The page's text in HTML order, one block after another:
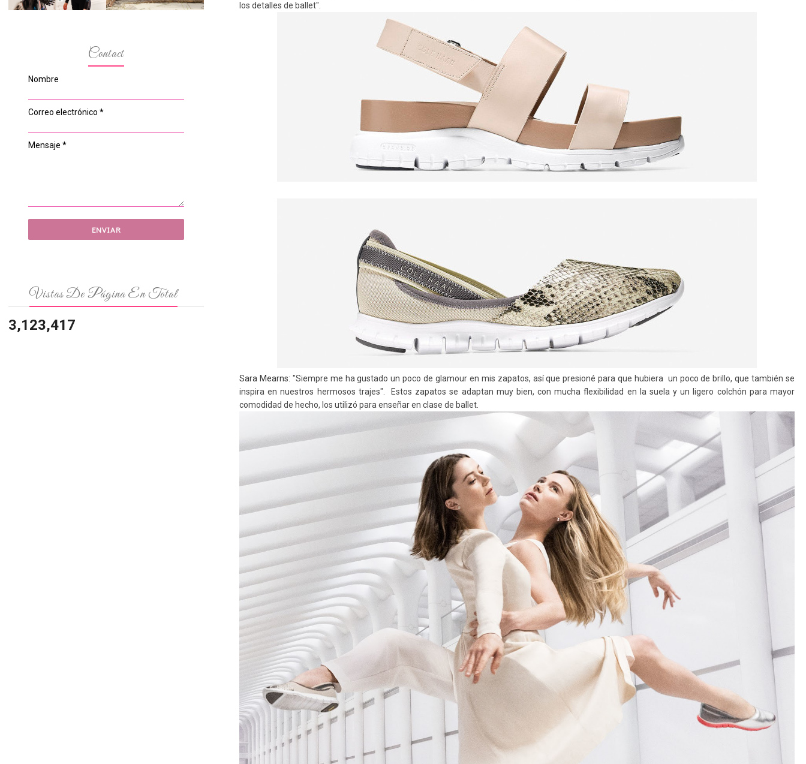
los detalles de ballet".
Sara Mearns: "Siempre me ha gustado un poco de glamour en mis zapatos, así que presioné para que hubiera un poco de brillo, que también se
inspira en nuestros hermosos trajes".
Estos zapatos se adaptan muy bien, con mucha flexibilidad en la suela y un ligero colchón para mayor
comodidad de hecho, los utilizó para enseñar en clase de ballet.
Contact
Nombre
Correo electrónico *
Mensaje *
Vistas De Página En Total
3,123,417